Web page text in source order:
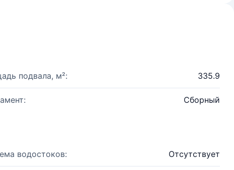
подвала, м²: 335.9
Сборный
водостоков: Отсутствует